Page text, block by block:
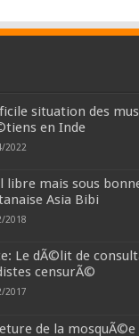
situation des
en Inde
2022
libre mais sous
Asia Bibi
2018
Le dÃ©lit de
censurÃ©
2017
de la mosquÃ©e